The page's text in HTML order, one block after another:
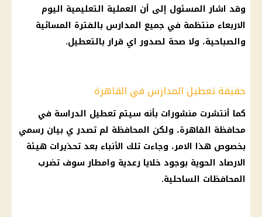
وقد اشار المسئول إلى أن العملية التعليمية اليوم
الاربعاء منتظمة في جميع المدارس بالفترة المسائية
والصباحية، ولا صحة لصدور اي قراربالتعطيل.
حقيقة تعطيل المدارس في القاهرة
كما أنتشرت منشورات بأنه سيتم تعطيل الدراسة في
محافظة القاهرة، ولكن المحافظة لم تصدر ي بيان رسمي
بخصوص هذا الامر، وجاءت تلك الأنباء بعد تحذيرات هيئة
الارصاد الحوية بوجود خلايا رعدية وامطار سوف تضرب
المحافظات الساحلية.